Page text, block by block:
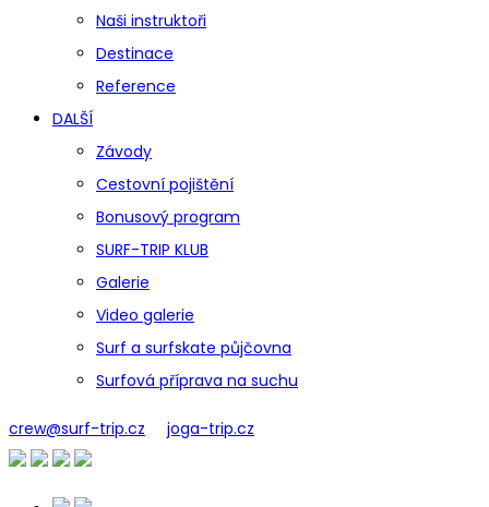
Naši instruktoři
Destinace
Reference
DALŠÍ
Závody
Cestovní pojištění
Bonusový program
SURF-TRIP KLUB
Galerie
Video galerie
Surf a surfskate půjčovna
Surfová příprava na suchu
crew@surf-trip.cz joga-trip.cz